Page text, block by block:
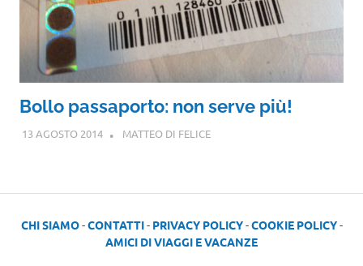
Bollo passaporto: non serve più!
13 AGOSTO 2014 MATTEO DI FELICE
CHI SIAMO-CONTATTI- PRIVACY POLICY-COOKIE POLICY-
AMICI DI VIAGGI E VACANZE